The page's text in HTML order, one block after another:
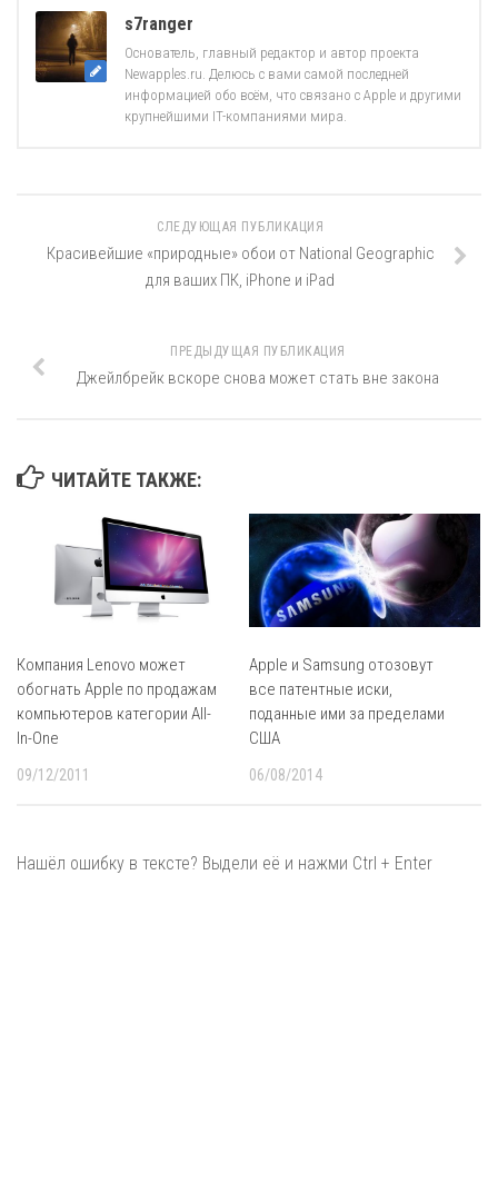
s7ranger
Основатель, главный редактор и автор проекта
Newapples.ru. Делюсь с вами самой последней
информацией обо всём, что связано с Apple и другими
крупнейшими IT-компаниями мира.
СЛЕДУЮЩАЯ ПУБЛИКАЦИЯ
Красивейшие «природные» обои от National Geographic
для ваших ПК, iPhone и iPad
ПРЕДЫДУЩАЯ ПУБЛИКАЦИЯ
Джейлбрейк вскоре снова может стать вне закона
ЧИТАЙТЕ ТАКЖЕ:
Компания Lenovo может
обогнать Apple по продажам
компьютеров категории All-
In-One
09/12/2011
Apple и Samsung отозовут
все патентные иски,
поданные ими за пределами
США
06/08/2014
Нашёл ошибку в тексте? Выдели её и нажми Ctrl + Enter